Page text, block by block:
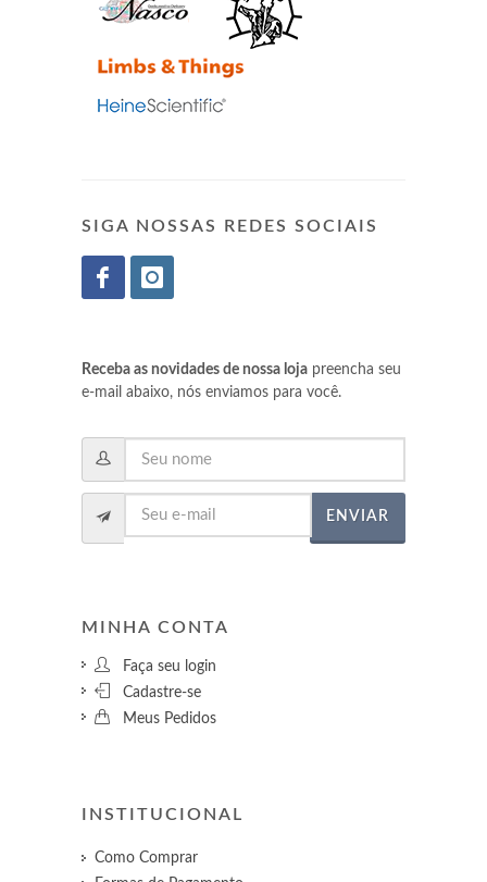
SIGA NOSSAS REDES SOCIAIS
Receba as novidades de nossa lojapreencha seu
e-mail abaixo, nós enviamos para você.
ENVIAR
MINHA CONTA
Faça seu login
Cadastre-se
Meus Pedidos
INSTITUCIONAL
Como Comprar